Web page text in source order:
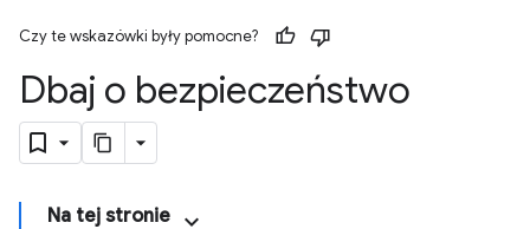
Czy te wskazówki były pomocne?
Dbaj o bezpieczeństwo
Na tej stronie